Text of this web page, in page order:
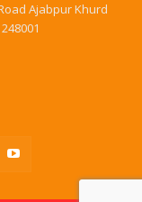
Ajabpur Khurd